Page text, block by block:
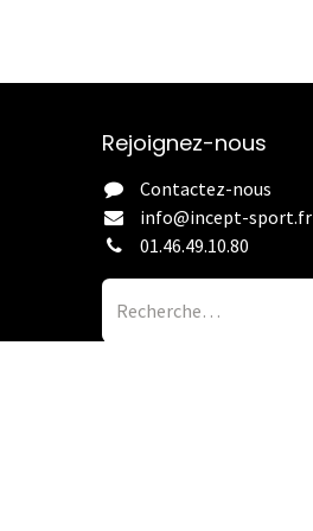
Rejoignez-nous
Contactez-nous
info@incept-sport.fr
01.46.49.10.80